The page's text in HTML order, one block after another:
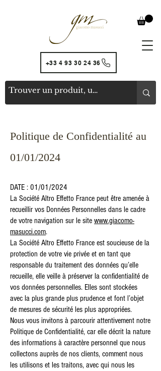
+33 4 93 30 24 36
Politique de Confidentialité au
01/01/2024
DATE : 01/01/2024
La Société Altro Effetto France peut être amenée à
recueillir vos Données Personnelles dans le cadre
de votre navigation sur le site www.giacomo-
masucci.com.
La Société Altro Effetto France est soucieuse de la
protection de votre vie privée et en tant que
responsable du traitement des données qu’elle
recueille, elle veille à préserver la confidentialité de
vos données personnelles. Elles sont stockées
avec la plus grande plus prudence et font l’objet
de mesures de sécurité les plus appropriées.
Nous vous invitons à parcourir attentivement notre
Politique de Confidentialité, car elle décrit la nature
des informations à caractère personnel que nous
collectons auprès de nos clients, comment nous
les utilisons et les traitons, avec qui nous les